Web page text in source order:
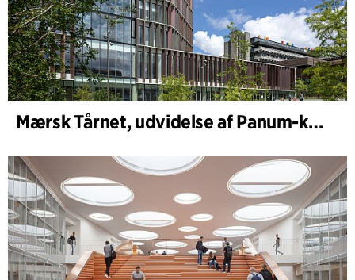
Mærsk Tårnet, udvidelse af Panum-komplekset